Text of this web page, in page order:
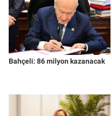
Bahçeli: 86 milyon kazanacak
Teknoloji
Türkiye'nin Geleceği
Yerel Gündem